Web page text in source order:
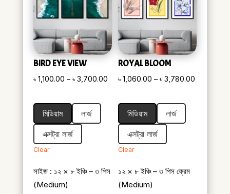
BIRD EYE VIEW
৳ 1,100.00 – ৳ 3,700.00Price
৳ 1,100.00
through
৳ 3,700.00
মিডিয়াম
লার্জ
এক্সট্রা লার্জ
Clear
সাইজ : ১২ × ৮ ইঞ্চি – ৩ পিস
(Medium)
ROYAL BLOOM
৳1,060.00 – ৳3,780.00
মিডিয়াম
লার্জ
এক্সট্রা লার্জ
Clear
১২ × ৮ ইঞ্চি – ৩ পিস ফ্রেম
(Medium)